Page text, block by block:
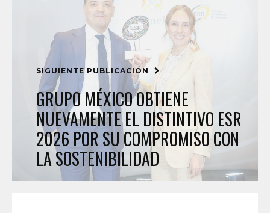
SIGUIENTE PUBLICACIÓN
GRUPO MÉXICO OBTIENE
NUEVAMENTE EL DISTINTIVO ESR
2026 POR SU COMPROMISO CON
LA SOSTENIBILIDAD